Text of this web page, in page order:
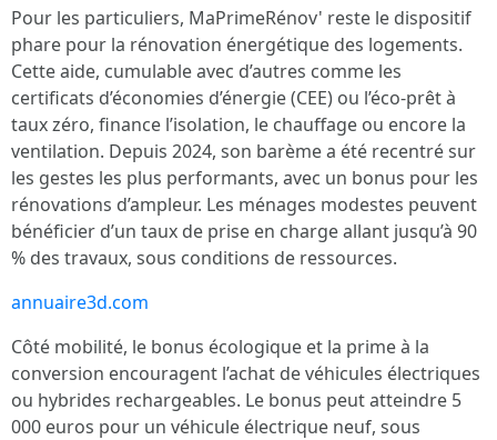
Pour les particuliers, MaPrimeRénov' reste le dispositif
phare pour la rénovation énergétique des logements.
Cette aide, cumulable avec d’autres comme les
certificats d’économies d’énergie (CEE) ou l’éco-prêt à
taux zéro, finance l’isolation, le chauffage ou encore la
ventilation. Depuis 2024, son barème a été recentré sur
les gestes les plus performants, avec un bonus pour les
rénovations d’ampleur. Les ménages modestes peuvent
bénéficier d’un taux de prise en charge allant jusqu’à 90
% des travaux, sous conditions de ressources.
annuaire3d.com
Côté mobilité, le bonus écologique et la prime à la
conversion encouragent l’achat de véhicules électriques
ou hybrides rechargeables. Le bonus peut atteindre 5
000 euros pour un véhicule électrique neuf, sous